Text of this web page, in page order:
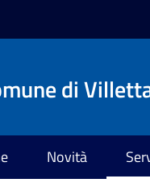
di
Novità